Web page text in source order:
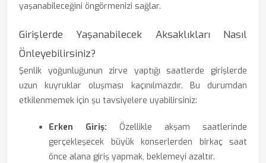
yaşanabileceğini öngörmenizi sağlar.
Girişlerde Yaşanabilecek Aksaklıkları Nasıl
Önleyebilirsiniz?
Şenlik yoğunluğunun zirve yaptığı saatlerde girişlerde
uzun kuyruklar oluşması kaçınılmazdır. Bu durumdan
etkilenmemek için şu tavsiyelere uyabilirsiniz:
Erken Giriş: Özellikle akşam saatlerinde
gerçekleşecek büyük konserlerden birkaç saat
önce alana giriş yapmak, beklemeyi azaltır.